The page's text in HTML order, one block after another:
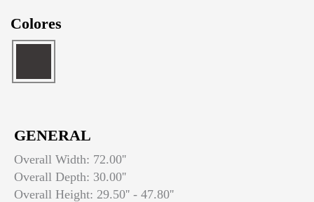
Colores
GENERAL
Overall Width: 72.00''
Overall Depth: 30.00''
Overall Height: 29.50'' - 47.80''